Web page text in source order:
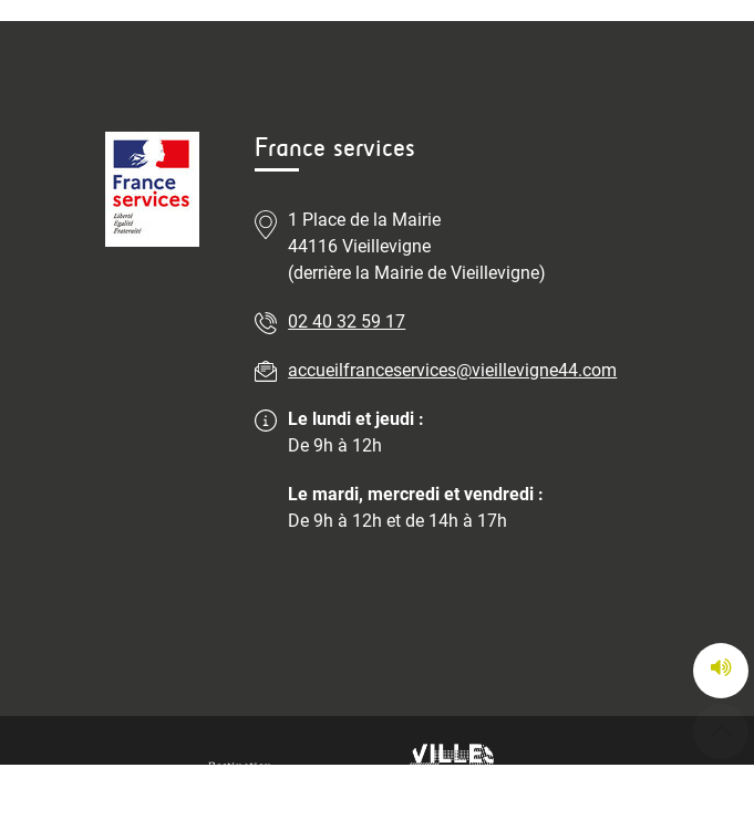
France services
1 Place de la Mairie
44116 Vieillevigne
(derrière la Mairie de Vieillevigne)
02 40 32 59 17
accueilfranceservices@vieillevigne44.com
Le lundi et jeudi :
De 9h à 12h
Le mardi, mercredi et vendredi :
De 9h à 12h et de 14h à 17h